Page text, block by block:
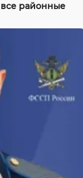
районные